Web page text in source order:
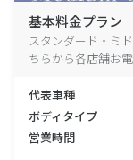
基本料金プラン
スタンダード・ミ
ちらから各店舗お電
代表車種
ボディタイプ
営業時間